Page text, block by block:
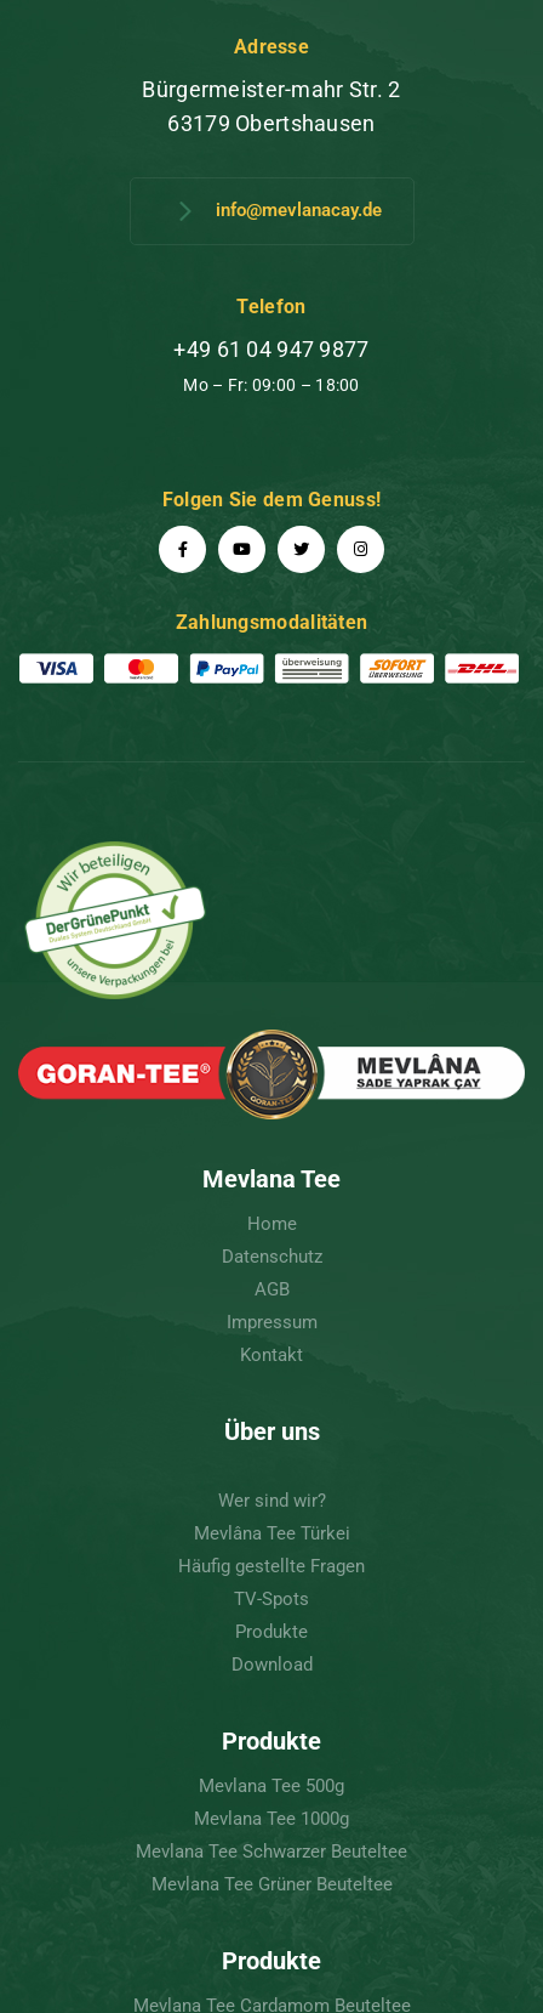
Adresse
Bürgermeister-mahr Str. 2
63179 Obertshausen
info@mevlanacay.de
Telefon
+49 61 04 947 9877
Mo – Fr: 09:00 – 18:00
Folgen Sie dem Genuss!
Zahlungsmodalitäten
Mevlana Tee
Home
Datenschutz
AGB
Impressum
Kontakt
Über uns
Wer sind wir?
Mevlâna Tee Türkei
Häufig gestellte Fragen
TV-Spots
Produkte
Download
Produkte
Mevlana Tee 500g
Mevlana Tee 1000g
Mevlana Tee Schwarzer Beuteltee
Mevlana Tee Grüner Beuteltee
Produkte
Mevlana Tee Cardamom Beuteltee